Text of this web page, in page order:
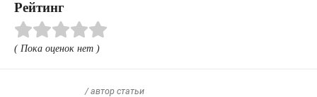
Рейтинг
( Пока оценок нет )
/ автор статьи